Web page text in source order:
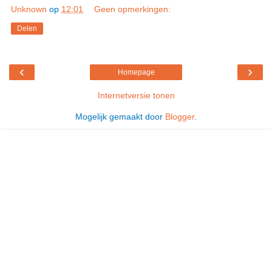
Unknown op 12:01 Geen opmerkingen:
Delen
‹ ›
Homepage
Internetversie tonen
Mogelijk gemaakt door Blogger.